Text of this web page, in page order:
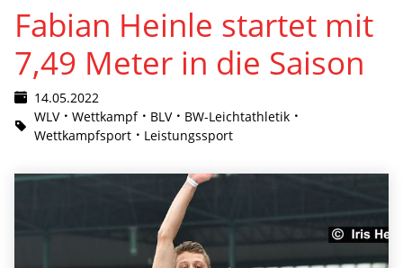
Fabian Heinle startet mit
7,49 Meter in die Saison
14.05.2022
WLV
Wettkampf BLV
BW-Leichtathletik
Wettkampfsport
Leistungssport